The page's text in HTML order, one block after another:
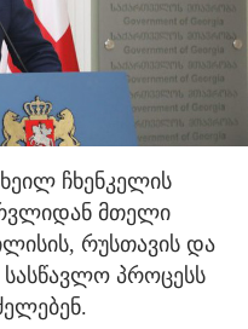
ჩხენკელის
მთელი
რუსთავის და
პროცესს